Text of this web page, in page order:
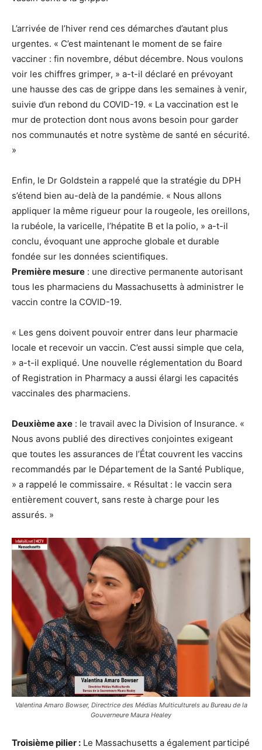
L’arrivée de l’hiver rend ces démarches d’autant plus
urgentes. « C’est maintenant le moment de se faire
vacciner : fin novembre, début décembre. Nous voulons
voir les chiffres grimper, » a-t-il déclaré en prévoyant
une hausse des cas de grippe dans les semaines à venir,
suivie d’un rebond du COVID-19. « La vaccination est le
mur de protection dont nous avons besoin pour garder
nos communautés et notre système de santé en sécurité.
»
Enfin, le Dr Goldstein a rappelé que la stratégie du DPH
s’étend bien au-delà de la pandémie. « Nous allons
appliquer la même rigueur pour la rougeole, les oreillons,
la rubéole, la varicelle, l’hépatite B et la polio, » a-t-il
conclu, évoquant une approche globale et durable
fondée sur les données scientifiques.
Première mesure : une directive permanente autorisant
tous les pharmaciens du Massachusetts à administrer le
vaccin contre la COVID-19.
« Les gens doivent pouvoir entrer dans leur pharmacie
locale et recevoir un vaccin. C’est aussi simple que cela,
» a-t-il expliqué. Une nouvelle réglementation du Board
of Registration in Pharmacy a aussi élargi les capacités
vaccinales des pharmaciens.
Deuxième axe : le travail avec la Division of Insurance. «
Nous avons publié des directives conjointes exigeant
que toutes les assurances de l’État couvrent les vaccins
recommandés par le Département de la Santé Publique,
» a rappelé le commissaire. « Résultat : le vaccin sera
entièrement couvert, sans reste à charge pour les
assurés. »
Valentina Amaro Bowser, Directrice des Médias Multiculturels au Bureau de la
Gouverneure Maura Healey
Troisième pilier : Le Massachusetts a également participé